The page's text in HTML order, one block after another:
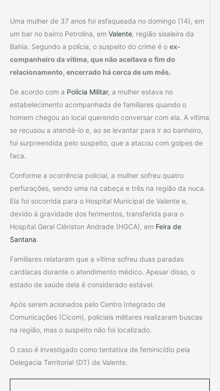
Uma mulher de 37 anos foi esfaqueada no domingo (14), em
um bar no bairro Petrolina, em Valente, região sisaleira da
Bahia. Segundo a polícia, o suspeito do crime é o ex-
companheiro da vítima, que não aceitava o fim do
relacionamento, encerrado há cerca de um mês.
De acordo com a Polícia Militar, a mulher estava no
estabelecimento acompanhada de familiares quando o
homem chegou ao local querendo conversar com ela. A vítima
se recusou a atendê-lo e, ao se levantar para ir ao banheiro,
foi surpreendida pelo suspeito, que a atacou com golpes de
faca.
Conforme a ocorrência policial, a mulher sofreu quatro
perfurações, sendo uma na cabeça e três na região da nuca.
Ela foi socorrida para o Hospital Municipal de Valente e,
devido à gravidade dos ferimentos, transferida para o
Hospital Geral Clériston Andrade (HGCA), em Feira de
Santana.
Familiares relataram que a vítima sofreu duas paradas
cardíacas durante o atendimento médico. Apesar disso, o
estado de saúde dela é considerado estável.
Após serem acionados pelo Centro Integrado de
Comunicações (Cicom), policiais militares realizaram buscas
na região, mas o suspeito não foi localizado.
O caso é investigado como tentativa de feminicídio pela
Delegacia Territorial (DT) de Valente.